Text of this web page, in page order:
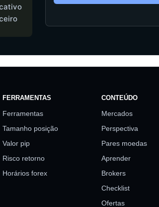
FERRAMENTAS
Ferramentas
Tamanho posição
Valor pip
Risco retorno
Horários forex
CONTEÚDO
Mercados
Perspectiva
Pares moedas
Aprender
Brokers
Checklist
Ofertas